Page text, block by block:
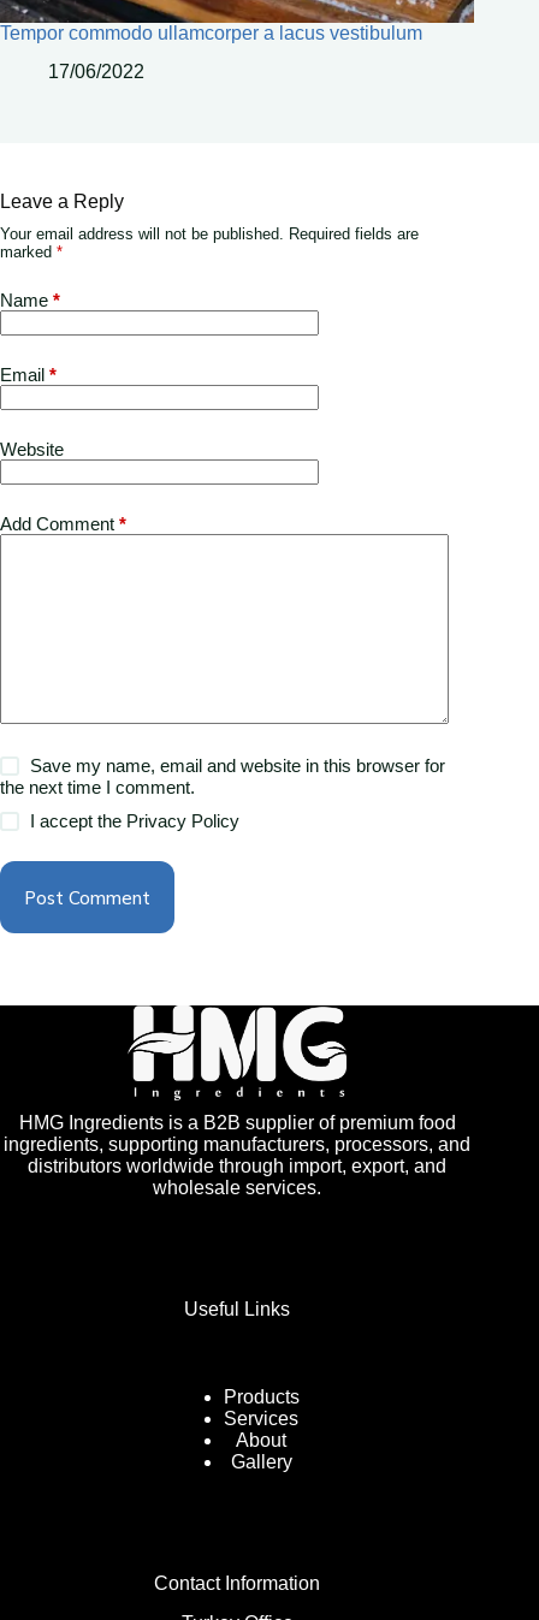
Tempor commodo ullamcorper a lacus vestibulum
17/06/2022
Leave a Reply
Your email address will not be published. Required fields are
marked *
Name *
Email *
Website
Add Comment *
Save my name, email and website in this browser for
the next time I comment.
I accept the Privacy Policy
Post Comment
HMG Ingredients is a B2B supplier of premium food
ingredients, supporting manufacturers, processors, and
distributors worldwide through import, export, and
wholesale services.
Useful Links
Products
Services
About
Gallery
Contact Information